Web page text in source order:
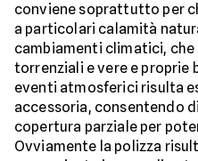
conviene soprattutto per
a particolari calamità
cambiamenti climatici,
torrenziali e vere e proprie
eventi atmosferici risulta
accessoria, consentendo
copertura parziale per
Ovviamente la polizza